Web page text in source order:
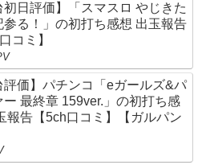
初日評価】「スマスロ やじきた
参る！」の初打ち感想 出玉報告
コミ】
評価】パチンコ「eガールズ&パ
ー 最終章 159ver.」の初打ち感
報告【5ch口コミ】【ガルパン